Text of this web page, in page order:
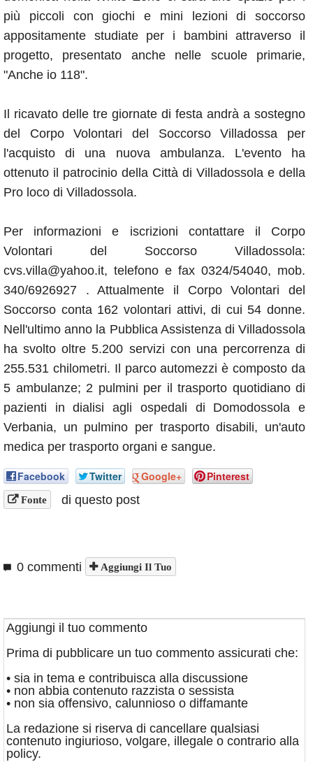
più piccoli con giochi e mini lezioni di soccorso
appositamente studiate per i bambini attraverso il
progetto, presentato anche nelle scuole primarie,
"Anche io 118".
Il ricavato delle tre giornate di festa andrà a sostegno
del Corpo Volontari del Soccorso Villadossa per
l'acquisto di una nuova ambulanza. L'evento ha
ottenuto il patrocinio della Città di Villadossola e della
Pro loco di Villadossola.
Per informazioni e iscrizioni contattare il Corpo
Volontari del Soccorso Villadossola:
cvs.villa@yahoo.it, telefono e fax 0324/54040, mob.
340/6926927 . Attualmente il Corpo Volontari del
Soccorso conta 162 volontari attivi, di cui 54 donne.
Nell'ultimo anno la Pubblica Assistenza di Villadossola
ha svolto oltre 5.200 servizi con una percorrenza di
255.531 chilometri. Il parco automezzi è composto da
5 ambulanze; 2 pulmini per il trasporto quotidiano di
pazienti in dialisi agli ospedali di Domodossola e
Verbania, un pulmino per trasporto disabili, un'auto
medica per trasporto organi e sangue.
Facebook Twitter Google+ Pinterest
Fonte di questo post
0 commenti Aggiungi Il Tuo
Aggiungi il tuo commento
Prima di pubblicare un tuo commento assicurati che:
• sia in tema e contribuisca alla discussione
• non abbia contenuto razzista o sessista
• non sia offensivo, calunnioso o diffamante
La redazione si riserva di cancellare qualsiasi
contenuto ingiurioso, volgare, illegale o contrario alla
policy.